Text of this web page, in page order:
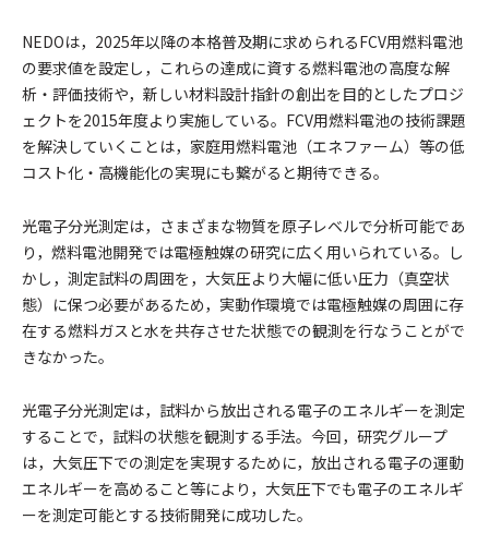
NEDOは，2025年以降の本格普及期に求められるFCV用燃料電池
の要求値を設定し，これらの達成に資する燃料電池の高度な解
析・評価技術や，新しい材料設計指針の創出を目的としたプロジ
ェクトを2015年度より実施している。FCV用燃料電池の技術課題
を解決していくことは，家庭用燃料電池（エネファーム）等の低
コスト化・高機能化の実現にも繋がると期待できる。
光電子分光測定は，さまざまな物質を原子レベルで分析可能であ
り，燃料電池開発では電極触媒の研究に広く用いられている。し
かし，測定試料の周囲を，大気圧より大幅に低い圧力（真空状
態）に保つ必要があるため，実動作環境では電極触媒の周囲に存
在する燃料ガスと水を共存させた状態での観測を行なうことがで
きなかった。
光電子分光測定は，試料から放出される電子のエネルギーを測定
することで，試料の状態を観測する手法。今回，研究グループ
は，大気圧下での測定を実現するために，放出される電子の運動
エネルギーを高めること等により，大気圧下でも電子のエネルギ
ーを測定可能とする技術開発に成功した。